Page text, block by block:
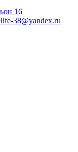
16
38@yandex.ru